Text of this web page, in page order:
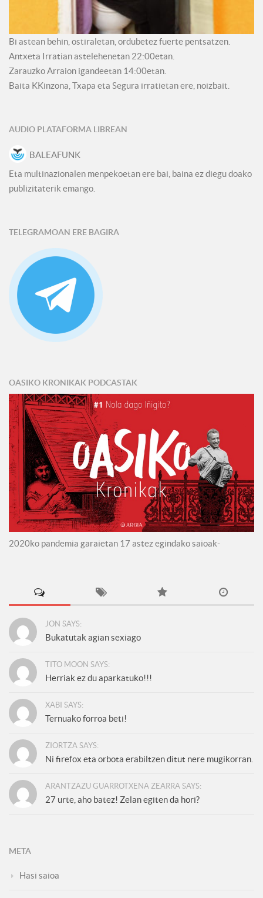
Bi astean behin, ostiraletan, ordubetez fuerte pentsatzen.
Antxeta Irratian astelehenetan 22:00etan.
Zarauzko Arraion igandeetan 14:00etan.
Baita KKinzona, Txapa eta Segura irratietan ere, noizbait.
AUDIO PLATAFORMA LIBREAN
BALEAFUNK
Eta multinazionalen menpekoetan ere bai, baina ez diegu doako
publizitaterik emango.
TELEGRAMOAN ERE BAGIRA
OASIKO KRONIKAK PODCASTAK
2020ko pandemia garaietan 17 astez egindako saioak-
JON SAYS:
Bukatutak agian sexiago
TITO MOON SAYS:
Herriak ez du aparkatuko!!!
XABI SAYS:
Ternuako forroa beti!
ZIORTZA SAYS:
Ni firefox eta orbota erabiltzen ditut nere mugikorran.
ARANTZAZU GUARROTXENA ZEARRA SAYS:
27 urte, aho batez! Zelan egiten da hori?
META
Hasi saioa